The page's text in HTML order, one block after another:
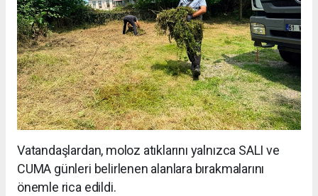
Vatandaşlardan, moloz atıklarını yalnızca SALI ve
CUMA günleri belirlenen alanlara bırakmalarını
önemle rica edildi.